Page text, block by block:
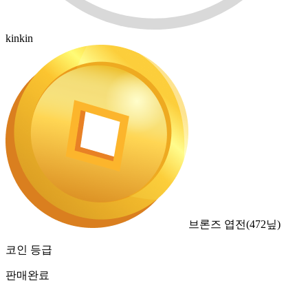
kinkin
브론즈 엽전(472닢)
코인 등급
판매완료